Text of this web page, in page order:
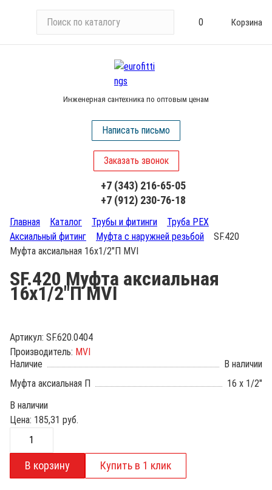
и
у
0 Корзина
Инженерная сантехника по оптовым ценам
Написать письмо
Заказать звонок
+7 (343) 216-65-05
+7 (912) 230-76-18
Главная Каталог Трубы и фитинги
Труба PEX
Аксиальный фитинг
Муфта с наружней резьбой
SF.420
Муфта аксиальная 16х1/2"П MVI
SF.420 Муфта аксиальная
16х1/2"П MVI
Артикул: SF.620.0404
Производитель: MVI
Наличие
В наличии
Муфта аксиальная П
16 x 1/2"
В наличии
Цена: 185,31 руб.